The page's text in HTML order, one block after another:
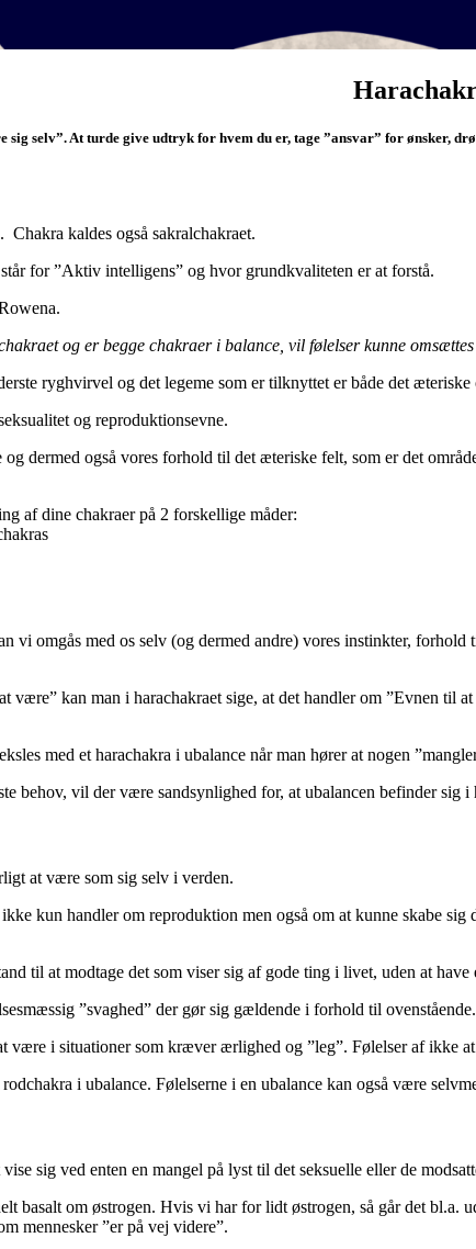
selv”. At turde give udtryk for hvem du er, tage ”ansvar” for ønsker,
kaldes også sakralchakraet.
for ”Aktiv intelligens” og hvor grundkvaliteten er at forstå.
og er begge chakraer i balance, vil følelser kunne
ryghvirvel og det legeme som er tilknyttet er både det æteriske
og reproduktionsevne.
og dermed også vores forhold til det æteriske felt, som er det
af dine chakraer på 2 forskellige måder:
vi omgås med os selv (og dermed andre) vores instinkter,
være” kan man i harachakraet sige, at det handler om ”Evnen til
med et harachakra i ubalance når man hører at nogen
behov, vil der være sandsynlighed for, at ubalancen befinder sig i
at være som sig selv i verden.
kun handler om reproduktion men også om at kunne skabe
til at modtage det som viser sig af gode ting i livet, uden at have
”svaghed” der gør sig gældende i forhold til ovenstående.
være i situationer som kræver ærlighed og ”leg”. Følelser af ikke
i ubalance. Følelserne i en ubalance kan også være
sig ved enten en mangel på lyst til det seksuelle eller de
basalt om østrogen. Hvis vi har for lidt østrogen, så går det
mennesker ”er på vej videre”.